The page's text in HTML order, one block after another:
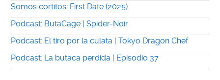
Somos cortitos: First Date (2025)
Podcast: ButaCage | Spider-Noir
Podcast: El tiro por la culata | Tokyo Dragon Chef
Podcast: La butaca perdida | Episodio 37